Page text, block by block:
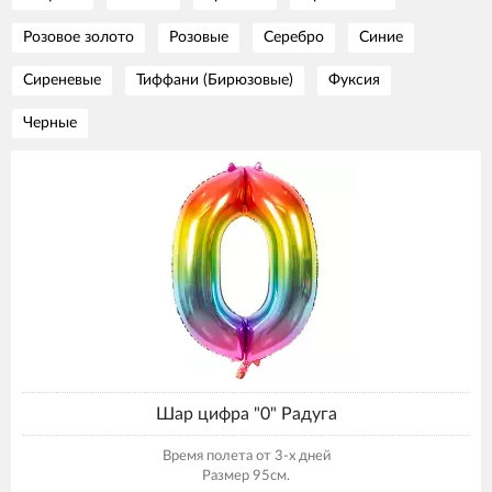
Розовое золото Розовые Серебро Синие
Сиреневые Тиффани (Бирюзовые) Фуксия
Черные
Шар цифра "0" Радуга
Время полета от 3-х дней
Размер 95см.